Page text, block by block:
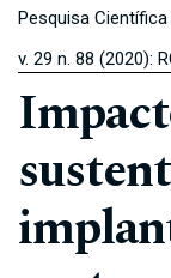
Pesquisa Científica
v. 29 n. 88 (2020):